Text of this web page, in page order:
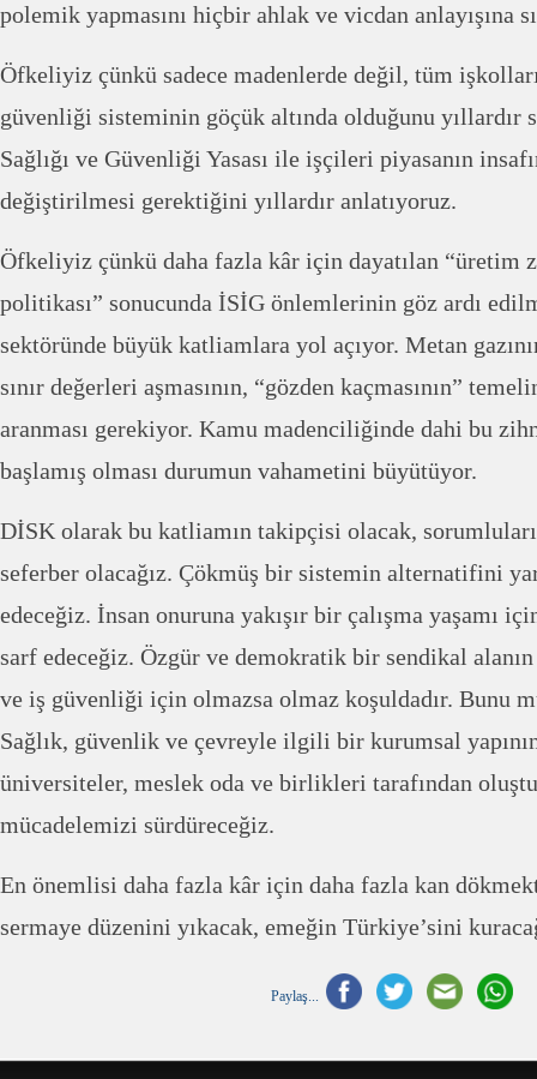
polemik yapmasını hiçbir ahlak ve vicdan anlayışına
Öfkeliyiz çünkü sadece madenlerde değil, tüm
güvenliği sisteminin göçük altında olduğunu yıllardır
Sağlığı ve Güvenliği Yasası ile işçileri piyasanın
değiştirilmesi gerektiğini yıllardır anlatıyoruz.
Öfkeliyiz çünkü daha fazla kâr için dayatılan “üretim
politikası” sonucunda İSİG önlemlerinin göz ardı
sektöründe büyük katliamlara yol açıyor. Metan
sınır değerleri aşmasının, “gözden kaçmasının”
aranması gerekiyor. Kamu madenciliğinde dahi bu
başlamış olması durumun vahametini büyütüyor.
DİSK olarak bu katliamın takipçisi olacak,
seferber olacağız. Çökmüş bir sistemin alternatifini
edeceğiz. İnsan onuruna yakışır bir çalışma yaşamı
sarf edeceğiz. Özgür ve demokratik bir sendikal alanın
ve iş güvenliği için olmazsa olmaz koşuldadır. Bunu
Sağlık, güvenlik ve çevreyle ilgili bir kurumsal
üniversiteler, meslek oda ve birlikleri tarafından
mücadelemizi sürdüreceğiz.
En önemlisi daha fazla kâr için daha fazla kan
sermaye düzenini yıkacak, emeğin Türkiye’sini
Paylaş...